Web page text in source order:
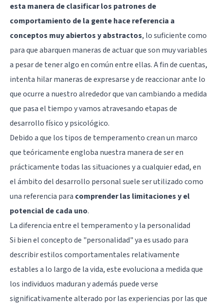
esta manera de clasificar los patrones de
comportamiento de la gente hace referencia a
conceptos muy abiertos y abstractos, lo suficiente como
para que abarquen maneras de actuar que son muy variables
a pesar de tener algo en común entre ellas. A fin de cuentas,
intenta hilar maneras de expresarse y de reaccionar ante lo
que ocurre a nuestro alrededor que van cambiando a medida
que pasa el tiempo y vamos atravesando etapas de
desarrollo físico y psicológico.
Debido a que los tipos de temperamento crean un marco
que teóricamente engloba nuestra manera de ser en
prácticamente todas las situaciones y a cualquier edad, en
el ámbito deldesarrollo personalsuele ser utilizado como
una referencia para comprender las limitaciones y el
potencial de cada uno.
La diferencia entre el temperamento y la personalidad
Si bien el concepto de "personalidad" ya es usado para
describir estilos comportamentales relativamente
estables a lo largo de la vida, este evoluciona a medida que
los individuos maduran y además puede verse
significativamente alterado por las experiencias por las que